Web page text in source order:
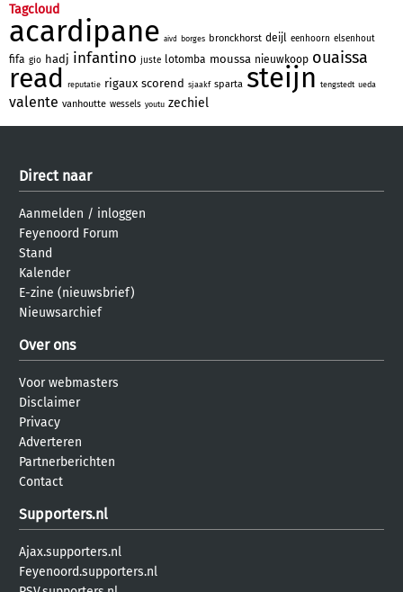
Tagcloud
acardipane aivd borges bronckhorst deijl eenhoorn elsenhout
fifa gio hadj infantino juste lotomba moussa nieuwkoop ouaissa
read reputatie rigaux scorend sjaakf sparta steijn tengstedt ueda
valente vanhoutte wessels youtu zechiel
Direct naar
Aanmelden / inloggen
Feyenoord Forum
Stand
Kalender
E-zine (nieuwsbrief)
Nieuwsarchief
Over ons
Voor webmasters
Disclaimer
Privacy
Adverteren
Partnerberichten
Contact
Supporters.nl
Ajax.supporters.nl
Feyenoord.supporters.nl